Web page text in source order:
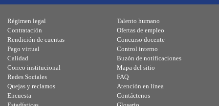
Régimen legal
Contratación
Rendición de cuentas
Pago virtual
Calidad
Talento humano
Ofertas de empleo
Concurso docente
Control interno
Buzón de notificaciones
Correo institucional
Redes Sociales
Quejas y reclamos
Encuesta
Mapa del sitio
FAQ
Atención en línea
Contáctenos